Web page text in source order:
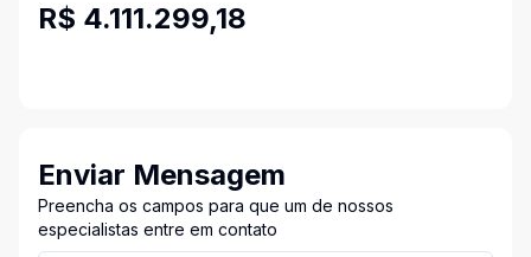
R$ 4.111.299,18
Enviar Mensagem
Preencha os campos para que um de nossos
especialistas entre em contato